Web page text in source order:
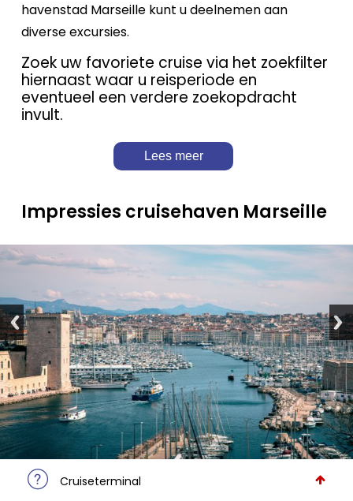
havenstad Marseille kunt u deelnemen aan
diverse excursies.
Zoek uw favoriete cruise via het zoekfilter
hiernaast waar u reisperiode en
eventueel een verdere zoekopdracht
invult.
Lees meer
Impressies cruisehaven Marseille
Cruiseterminal